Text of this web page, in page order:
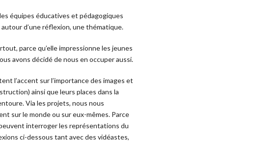
équipes éducatives et pédagogiques
d’une réflexion, une thématique.
parce qu’elle impressionne les jeunes
avons décidé de nous en occuper aussi.
l’accent sur l’importance des images et
ainsi que leurs places dans la
Via les projets, nous nous
sur le monde ou sur eux-mêmes. Parce
interroger les représentations du
ci-dessous tant avec des vidéastes,